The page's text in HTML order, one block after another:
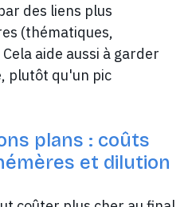
des liens plus
(thématiques,
aide aussi à garder
plutôt qu'un pic
plans : coûts
et dilution